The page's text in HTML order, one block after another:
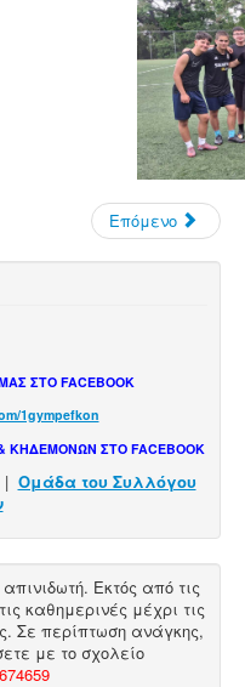
Επόμενο
ΣΤΟ FACEBOOK
1gympefkon
ΣΤΟ FACEBOOK
Ομάδα του Συλλόγου
απινιδωτή. Εκτός από τις
καθημερινές μέχρι τις
Σε περίπτωση ανάγκης,
με το σχολείο